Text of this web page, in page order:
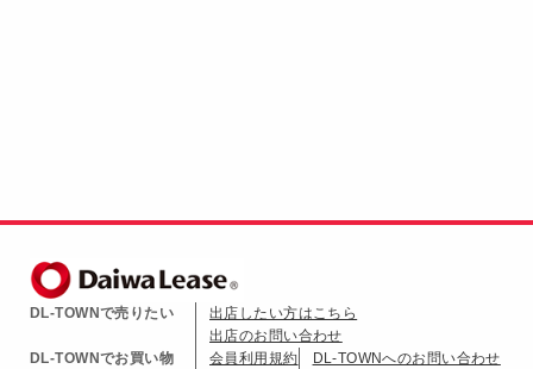
DL-TOWNで売りたい
出店したい方はこちら
出店のお問い合わせ
DL-TOWNでお買い物
会員利用規約 DL-TOWNへのお問い合わせ